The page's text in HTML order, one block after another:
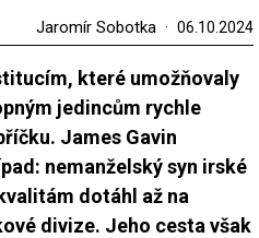
Jaromír Sobotka 06.10.2024
které umožňovaly
jedincům rychle
James Gavin
nemanželský syn irské
dotáhl až na
divize. Jeho cesta však